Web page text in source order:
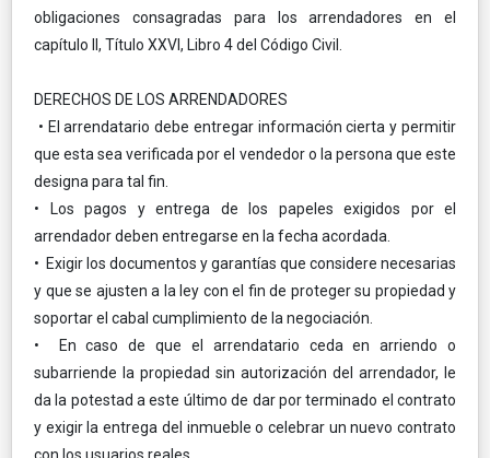
obligaciones consagradas para los arrendadores en el
capítulo II, Título XXVI, Libro 4 del Código Civil.
DERECHOS DE LOS ARRENDADORES
• El arrendatario debe entregar información cierta y permitir
que esta sea verificada por el vendedor o la persona que este
designa para tal fin.
• Los pagos y entrega de los papeles exigidos por el
arrendador deben entregarse en la fecha acordada.
• Exigir los documentos y garantías que considere necesarias
y que se ajusten a la ley con el fin de proteger su propiedad y
soportar el cabal cumplimiento de la negociación.
• En caso de que el arrendatario ceda en arriendo o
subarriende la propiedad sin autorización del arrendador, le
da la potestad a este último de dar por terminado el contrato
y exigir la entrega del inmueble o celebrar un nuevo contrato